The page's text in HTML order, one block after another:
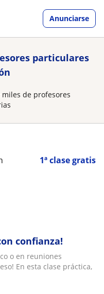
Anunciarse
particulares
de profesores
1ª clase gratis
confianza!
o en reuniones
En esta clase práctica,